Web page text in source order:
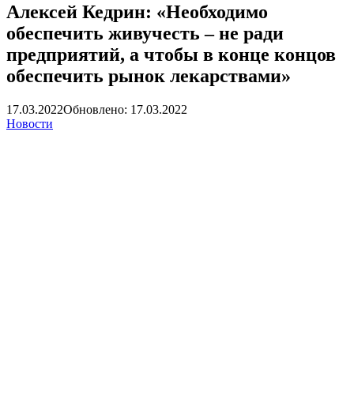
Алексей Кедрин: «Необходимо
обеспечить живучесть – не ради
предприятий, а чтобы в конце концов
обеспечить рынок лекарствами»
17.03.2022Обновлено: 17.03.2022
Новости